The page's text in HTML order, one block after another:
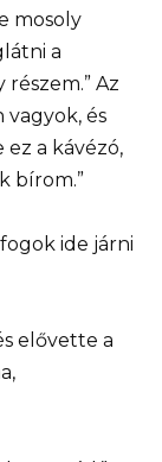
mosoly
a
Az
vagyok, és
a kávézó,
bírom.”
ide járni
elővette a